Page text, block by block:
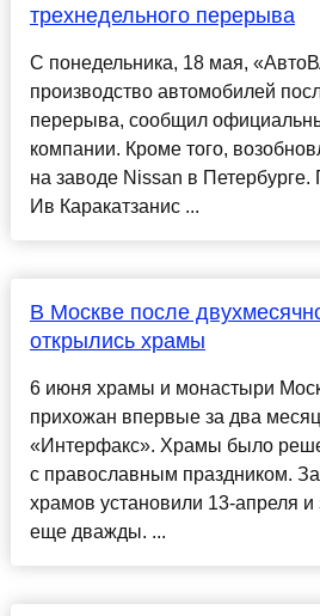
трехнедельного перерыва
С понедельника, 18 мая,
производство автомобилей
перерыва, сообщил
компании. Кроме того,
на заводе Nissan в
Ив Каракатзанис ...
В Москве после
открылись храмы
6 июня храмы и монастыри
прихожан впервые за два
«Интерфакс». Храмы было
с православным праздником.
храмов установили 13-апреля
еще дважды. ...